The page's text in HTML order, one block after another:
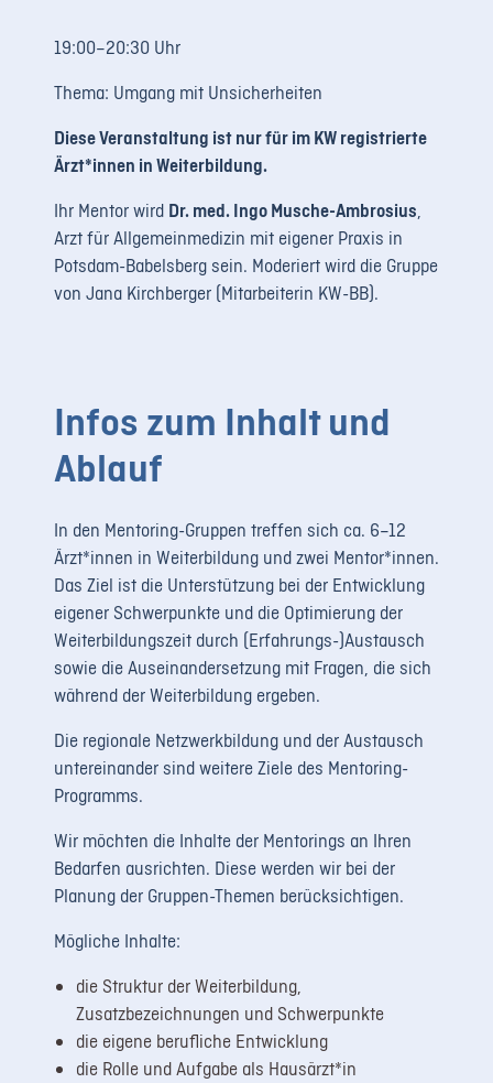
Impressum
Datenschutz
19:00–20:30 Uhr
Thema: Umgang mit Unsicherheiten
Diese Veranstaltung ist nur für im KW registrierte
Ärzt*innen in Weiterbildung.
Ihr Mentor wird Dr. med. Ingo Musche-Ambrosius,
Arzt für Allgemeinmedizin mit eigener Praxis in
Potsdam-Babelsberg sein. Moderiert wird die Gruppe
von Jana Kirchberger (Mitarbeiterin KW-BB).
Infos zum Inhalt und
Ablauf
In den Mentoring-Gruppen treffen sich ca. 6–12
Ärzt*innen in Weiterbildung und zwei Mentor*innen.
Das Ziel ist die Unterstützung bei der Entwicklung
eigener Schwerpunkte und die Optimierung der
Weiterbildungszeit durch (Erfahrungs-)Austausch
sowie die Auseinandersetzung mit Fragen, die sich
während der Weiterbildung ergeben.
Die regionale Netzwerkbildung und der Austausch
untereinander sind weitere Ziele des Mentoring-
Programms.
Wir möchten die Inhalte der Mentorings an Ihren
Bedarfen ausrichten. Diese werden wir bei der
Planung der Gruppen-Themen berücksichtigen.
Mögliche Inhalte:
die Struktur der Weiterbildung,
Zusatzbezeichnungen und Schwerpunkte
die eigene berufliche Entwicklung
die Rolle und Aufgabe als Hausärzt*in